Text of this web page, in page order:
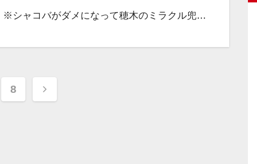
※シャコバがダメになって穂木のミラクル兜…
8